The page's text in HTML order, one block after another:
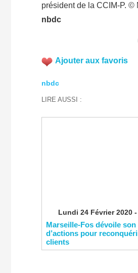
président de la CCIM-P. ©
nbdc
Ajouter aux favoris
nbdc
LIRE AUSSI :
Lundi 24 Février 2020
Marseille-Fos dévoile son
d’actions pour
clients